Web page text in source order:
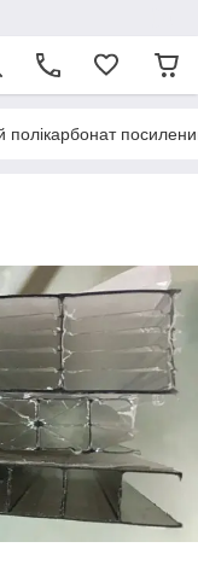
полікарбонат